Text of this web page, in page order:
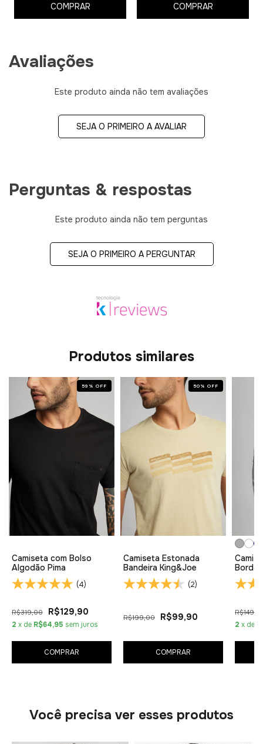
COMPRAR COMPRAR
Avaliações
Este produto ainda não tem avaliações
SEJA O PRIMEIRO A AVALIAR
Perguntas & respostas
Este produto ainda não tem perguntas
SEJA O PRIMEIRO A PERGUNTAR
Produtos similares
59 %OFF
Camiseta com Bolso
Algodão Pima
(4)
R$319,00 R$129,90
2 x de R$64,95 sem juros
COMPRAR
50 %OFF
Camiseta Estonada
Bandeira King&Joe
(2)
R$199,00 R$99,90
COMPRAR
2 x de
Você precisa ver esses produtos